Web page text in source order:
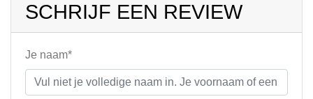
SCHRIJF EEN REVIEW
Je naam*